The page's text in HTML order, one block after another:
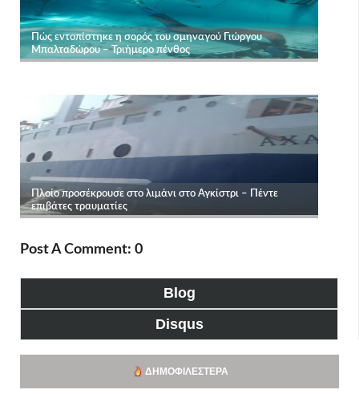
Post A Comment: 0
Blog
Disqus
ΔΗΜΟΦΙΛΈΣΤΕΡΑ